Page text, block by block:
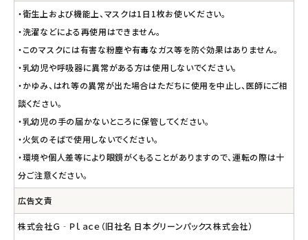
・衛生上および機能上、マスクは1日1枚お使いください。
・洗濯などによる再使用はできません。
・このマスクには有害な粉塵や有毒なガス等を防ぐ効果はありません。
・乳幼児や呼吸器に異常がある方は使用しないでください。
・かゆみ、はれ等の異常が出た場合はただちに使用を中止し、医師にご相
談ください。
・乳幼児の手の届かないところに保管してください。
・火気のそばで使用しないでください。
・環境や個人差等により眼鏡がくもることがありますので、運転の際は十
分ご注意ください。
広告文責
株式会社Ｇ‐Ｐｌａｃｅ（旧社名 日本グリーンパックス株式会社）